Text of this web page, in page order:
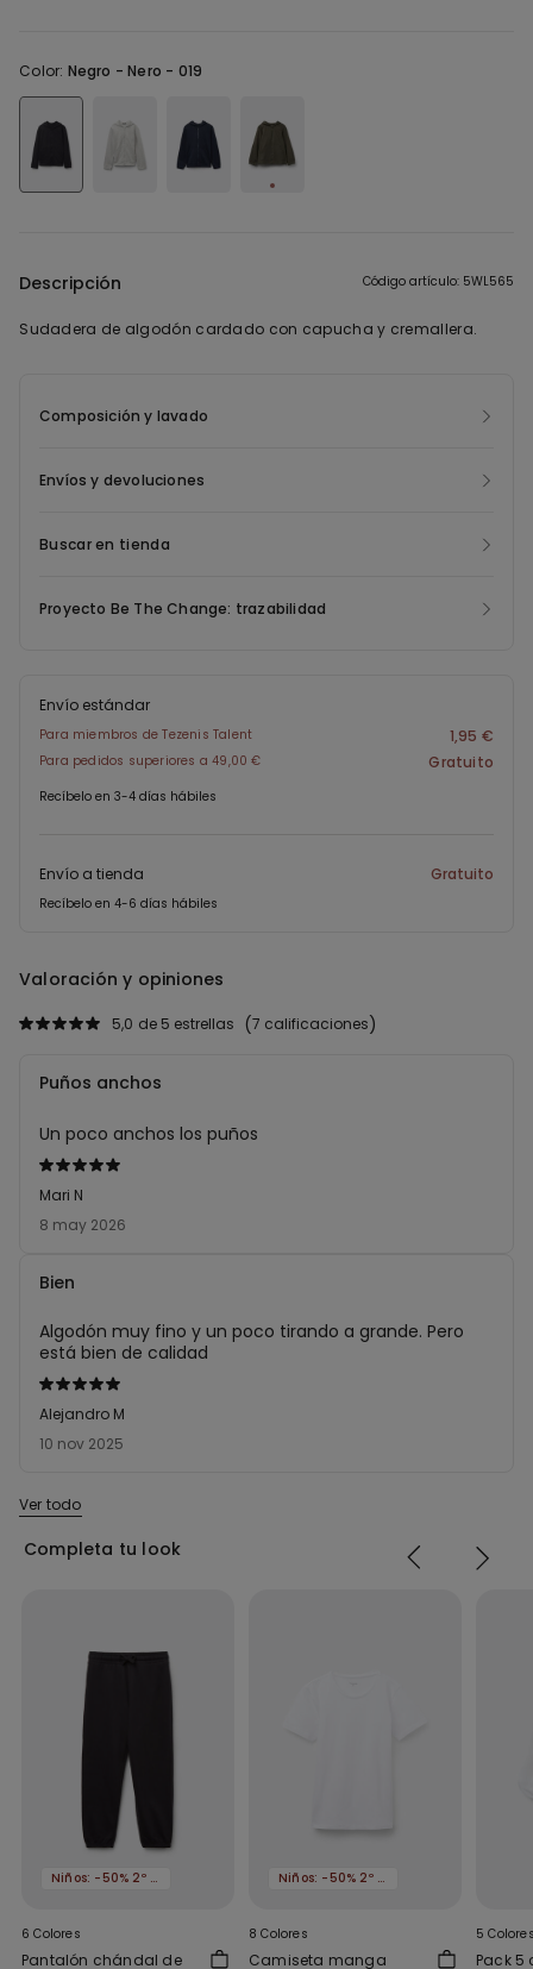
Color: Negro -Nero - 019
Descripción Código artículo: 5WL565
Sudadera de algodón cardado con capucha y cremallera.
Composición y lavado
Envíos y devoluciones
Buscar en tienda
Proyecto Be The Change: trazabilidad
Envío estándar
Para miembros de Tezenis Talent 1,95 €
Para pedidos superiores a 49,00 € Gratuito
Recíbelo en 3-4 días hábiles
Envío a tienda Gratuito
Recíbelo en 4-6 días hábiles
Valoración y opiniones
7 calificaciones
5,0 de 5 estrellas
Calificación
de
5
8 may 2026
Mari N
Puños anchos
Un poco anchos los puños
Calificación
de
5
10 nov 2025
Alejandro M
Bien
Algodón muy fino y un poco tirando a grande. Pero
está bien de calidad
Ver todo
Completa tu look
Niños: -50% 2º artículo
6 Colores
Pantalón chándal de
Niños: -50% 2º artículo
8 Colores
Camiseta manga
5
Pack 5